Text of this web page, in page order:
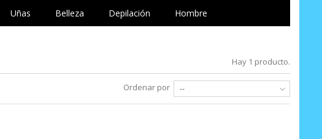
Uñas Belleza Depilación Hombre
Hay 1 producto.
Ordenar por --